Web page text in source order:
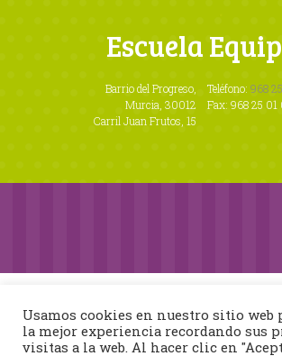
Escuela
Teléfono: 968
Fax: 968 25 01
Barrio del Progreso,
Murcia, 30012
Carril Juan Frutos, 15
Privacidad
Usamos cookies en nuestro sitio web
la mejor experiencia recordando sus
visitas a la web. Al hacer clic en